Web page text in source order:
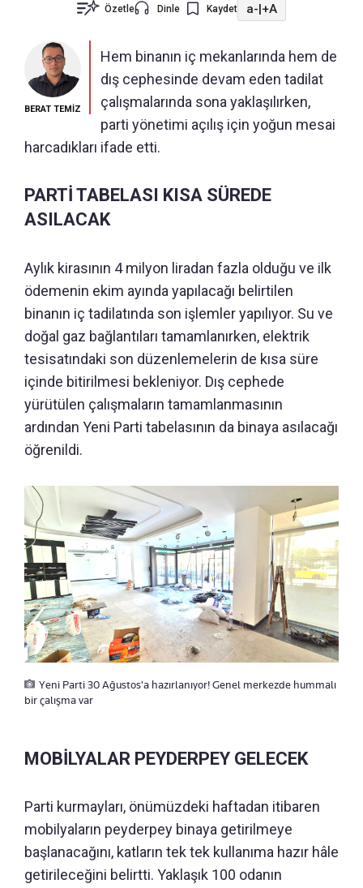
Özetle Dinle Kaydet a-|+A
BERAT TEMİZ
Hem binanın iç mekanlarında hem de
dış cephesinde devam eden tadilat
çalışmalarında sona yaklaşılırken,
parti yönetimi açılış için yoğun mesai
harcadıkları ifade etti.
PARTİ TABELASI KISA SÜREDE
ASILACAK
Aylık kirasının 4 milyon liradan fazla olduğu ve ilk
ödemenin ekim ayında yapılacağı belirtilen
binanın iç tadilatında son işlemler yapılıyor. Su ve
doğal gaz bağlantıları tamamlanırken, elektrik
tesisatındaki son düzenlemelerin de kısa süre
içinde bitirilmesi bekleniyor. Dış cephede
yürütülen çalışmaların tamamlanmasının
ardından Yeni Parti tabelasının da binaya asılacağı
öğrenildi.
Yeni Parti 30 Ağustos'a hazırlanıyor! Genel merkezde hummalı
bir çalışma var
MOBİLYALAR PEYDERPEY GELECEK
Parti kurmayları, önümüzdeki haftadan itibaren
mobilyaların peyderpey binaya getirilmeye
başlanacağını, katların tek tek kullanıma hazır hâle
getirileceğini belirtti. Yaklaşık 100 odanın